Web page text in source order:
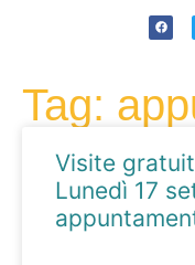
Tag:
Visite
Lunedì 17